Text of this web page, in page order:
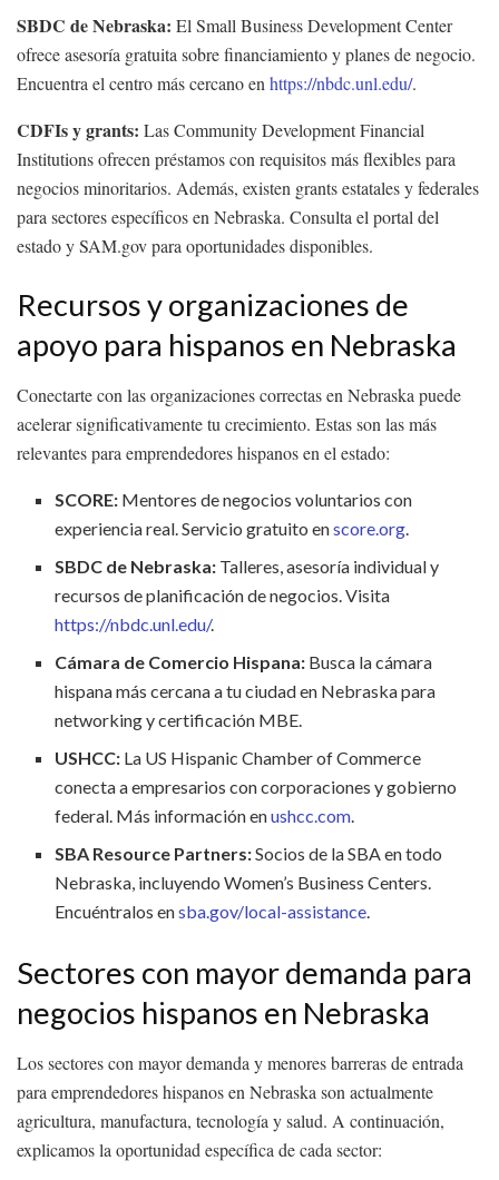
SBDC de Nebraska: El Small Business Development Center
ofrece asesoría gratuita sobre financiamiento y planes de negocio.
Encuentra el centro más cercano en https://nbdc.unl.edu/.
CDFIs y grants: Las Community Development Financial
Institutions ofrecen préstamos con requisitos más flexibles para
negocios minoritarios. Además, existen grants estatales y federales
para sectores específicos en Nebraska. Consulta el portal del
estado y SAM.gov para oportunidades disponibles.
Recursos y organizaciones de
apoyo para hispanos en Nebraska
Conectarte con las organizaciones correctas en Nebraska puede
acelerar significativamente tu crecimiento. Estas son las más
relevantes para emprendedores hispanos en el estado:
SCORE: Mentores de negocios voluntarios con
experiencia real. Servicio gratuito enscore.org.
SBDC de Nebraska: Talleres, asesoría individual y
recursos de planificación de negocios. Visita
https://nbdc.unl.edu/.
Cámara de Comercio Hispana: Busca la cámara
hispana más cercana a tu ciudad en Nebraska para
networking y certificación MBE.
USHCC: La US Hispanic Chamber of Commerce
conecta a empresarios con corporaciones y gobierno
federal. Más información enushcc.com.
SBA Resource Partners:Socios de la SBA en todo
Nebraska, incluyendo Women’s Business Centers.
Encuéntralos ensba.gov/local-assistance.
Sectores con mayor demanda para
negocios hispanos en Nebraska
Los sectores con mayor demanda y menores barreras de entrada
para emprendedores hispanos en Nebraska son actualmente
agricultura, manufactura, tecnología y salud. A continuación,
explicamos la oportunidad específica de cada sector: